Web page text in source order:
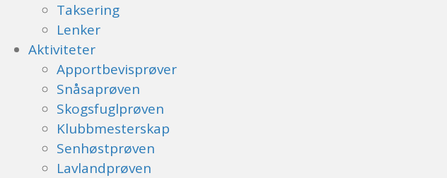
Taksering
Lenker
Aktiviteter
Apportbevisprøver
Snåsaprøven
Skogsfuglprøven
Klubbmesterskap
Senhøstprøven
Lavlandprøven